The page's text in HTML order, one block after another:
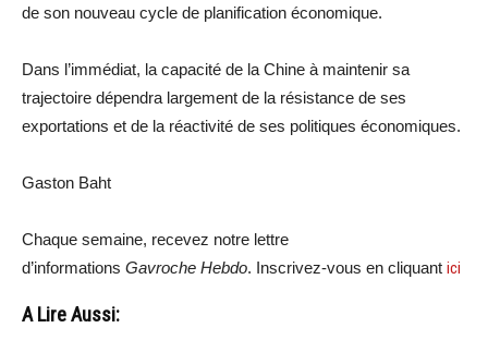
de son nouveau cycle de planification économique.
Dans l’immédiat, la capacité de la Chine à maintenir sa
trajectoire dépendra largement de la résistance de ses
exportations et de la réactivité de ses politiques économiques.
Gaston Baht
Chaque semaine, recevez notre lettre
d’informations Gavroche Hebdo. Inscrivez-vous en cliquant ici
A Lire Aussi: